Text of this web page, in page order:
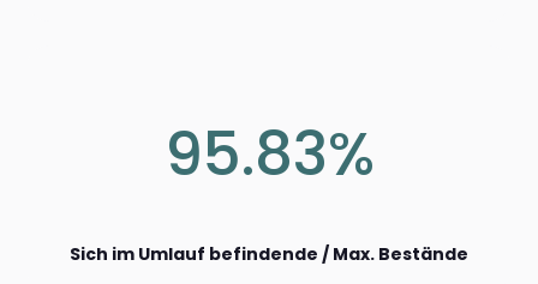
95.83%
Sich im Umlauf befindende / Max. Bestände